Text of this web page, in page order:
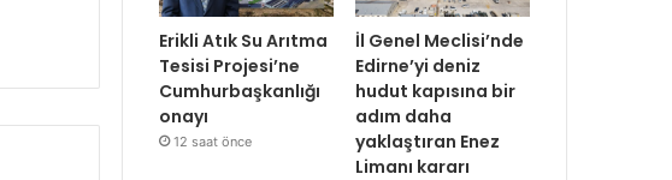
Erikli Atık Su Arıtma
Tesisi Projesi’ne
Cumhurbaşkanlığı
onayı
12 saat önce
İl Genel Meclisi’nde
Edirne’yi deniz
hudut kapısına bir
adım daha
yaklaştıran Enez
Limanı kararı